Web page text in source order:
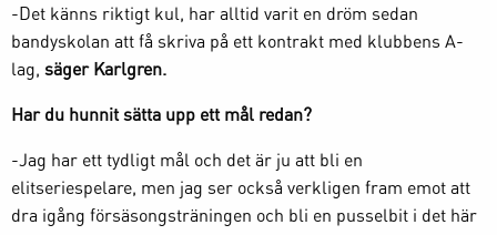
-Det känns riktigt kul, har alltid varit en dröm sedan
bandyskolan att få skriva på ett kontrakt med klubbens A-
lag, säger Karlgren.
Har du hunnit sätta upp ett mål redan?
-Jag har ett tydligt mål och det är ju att bli en
elitseriespelare, men jag ser också verkligen fram emot att
dra igång försäsongsträningen och bli en pusselbit i det här